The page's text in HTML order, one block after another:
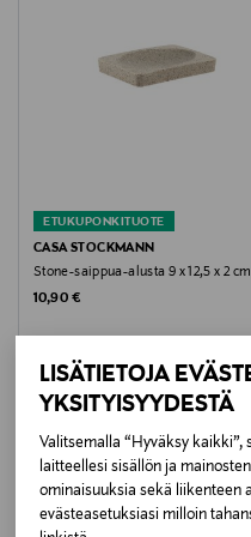
LISÄTIETOJA
YKSITYISYYDESTÄ
Valitsemalla “Hyväksy
laitteellesi sisällön ja
ominaisuuksia sekä liikenteen
evästeasetuksiasi milloin
12 kpl
Valmistajan tuotenumero
330535
Valmistaja
F&H Group A/S.
Valmistajan osoite
Fleminggatan 20, SE-112
ETUKUPONKITUOTE
CASA STOCKMANN
Stone-saippua-alusta 9 x 12,5 x 2 cm
Original Price
10,90 €
LISÄÄ